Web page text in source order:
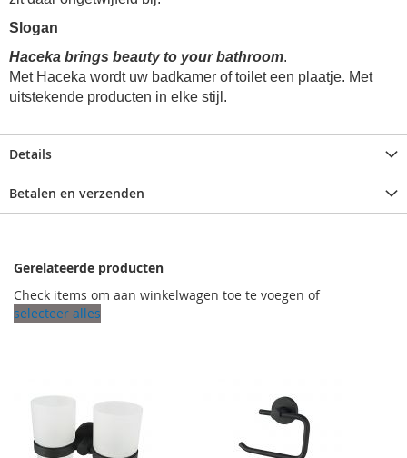
Slogan
Haceka brings beauty to your bathroom.
Met Haceka wordt uw badkamer of toilet een plaatje. Met
uitstekende producten in elke stijl.
Details
Betalen en verzenden
Gerelateerde producten
Check items om aan winkelwagen toe te voegen of
selecteer alles